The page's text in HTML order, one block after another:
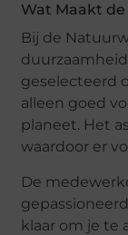
Wat Maakt
Bij de
geselecteerd
alleen goed
planeet. Het
waardoor er
De
klaar om je te